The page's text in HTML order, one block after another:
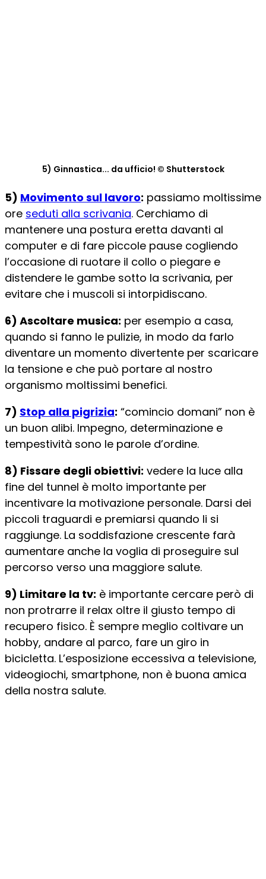
5) Ginnastica... da ufficio! © Shutterstock
5) Movimento sul lavoro: passiamo moltissime
ore seduti alla scrivania. Cerchiamo di
mantenere una postura eretta davanti al
computer e di fare piccole pause cogliendo
l’occasione di ruotare il collo o piegare e
distendere le gambe sotto la scrivania, per
evitare che i muscoli si intorpidiscano.
6) Ascoltare musica: per esempio a casa,
quando si fanno le pulizie, in modo da farlo
diventare un momento divertente per scaricare
la tensione e che può portare al nostro
organismo moltissimi benefici.
7) Stop alla pigrizia: “comincio domani” non è
un buon alibi. Impegno, determinazione e
tempestività sono le parole d’ordine.
8) Fissare degli obiettivi: vedere la luce alla
fine del tunnel è molto importante per
incentivare la motivazione personale. Darsi dei
piccoli traguardi e premiarsi quando li si
raggiunge. La soddisfazione crescente farà
aumentare anche la voglia di proseguire sul
percorso verso una maggiore salute.
9) Limitare la tv: è importante cercare però di
non protrarre il relax oltre il giusto tempo di
recupero fisico. È sempre meglio coltivare un
hobby, andare al parco, fare un giro in
bicicletta. L’esposizione eccessiva a televisione,
videogiochi, smartphone, non è buona amica
della nostra salute.